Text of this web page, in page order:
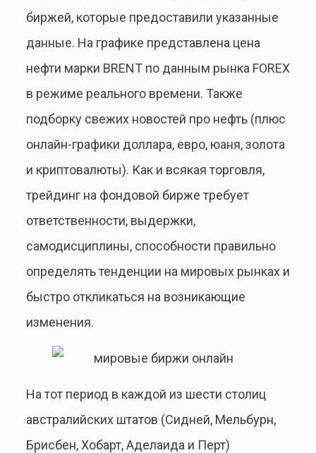
биржей, которые предоставили указанные
данные. На графике представлена цена
нефти марки BRENT по данным рынка FOREX
в режиме реального времени. Также
подборку свежих новостей про нефть (плюс
онлайн-графики доллара, евро, юаня, золота
и криптовалюты). Как и всякая торговля,
трейдинг на фондовой бирже требует
ответственности, выдержки,
самодисциплины, способности правильно
определять тенденции на мировых рынках и
быстро откликаться на возникающие
изменения.
На тот период в каждой из шести столиц
австралийских штатов (Сидней, Мельбурн,
Брисбен, Хобарт, Аделаида и Перт)